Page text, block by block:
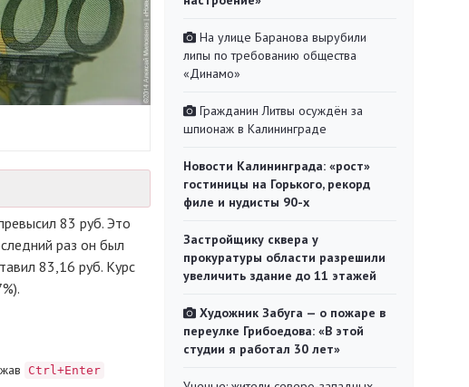
83 руб. Это
раз он был
83,16 руб. Курс
Ctrl+Enter
На улице Баранова вырубили
липы по требованию общества
«Динамо»
Гражданин Литвы осуждён за
шпионаж в Калининграде
Новости Калининграда: «рост»
гостиницы на Горького, рекорд
филе и нудисты 90-х
Застройщику сквера у
прокуратуры области разрешили
увеличить здание до 11 этажей
Художник Забуга — о пожаре в
переулке Грибоедова: «В этой
студии я работал 30 лет»